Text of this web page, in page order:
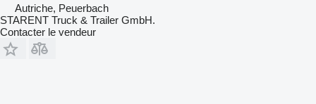
Autriche, Peuerbach
STARENT Truck & Trailer GmbH.
Contacter le vendeur